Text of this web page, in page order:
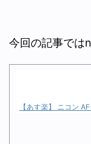
今回の記事では
【あす楽】 ニコン